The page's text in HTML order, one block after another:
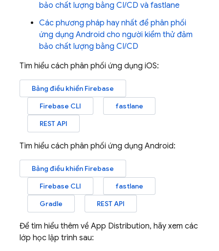
bảo chất lượng bằng CI/CD và fastlane
Các phương pháp hay nhất để phân phối
ứng dụng Android cho người kiểm thử đảm
bảo chất lượng bằng CI/CD
Tìm hiểu cách phân phối ứng dụng iOS:
Bảng điều khiển Firebase
Firebase CLI
fastlane
REST API
Tìm hiểu cách phân phối ứng dụng Android:
Bảng điều khiển Firebase
Firebase CLI
fastlane
Gradle
REST API
Để tìm hiểu thêm về App Distribution, hãy xem các
lớp học lập trình sau: